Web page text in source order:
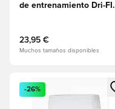
de entrenamiento Dri-
caliente
23,95 €
Muchos tamaños disponibles
Abre un modal para
-26%